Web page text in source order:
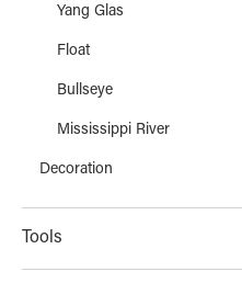
Yang Glas
Float
Bullseye
Mississippi River
Decoration
Tools